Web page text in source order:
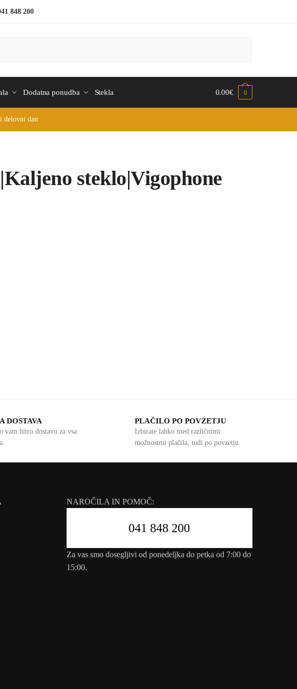
848 200
Dodatna ponudba Stekla 0.00€ 0
delovni dan
steklo|Vigophone
DOSTAVA
vam hitro dostavo za vsa
PLAČILO PO POVZETJU
Izbirate lahko med različnimi
možnostmi plačila, tudi po povzetju.
NAROČILA IN POMOČ:
041 848 200
Za vas smo dosegljivi od ponedeljka do petka od 7:00 do
15:00.